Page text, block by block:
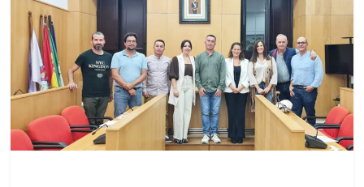
Arahal